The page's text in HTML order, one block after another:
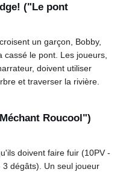
("Le pont
un garçon, Bobby,
le pont. Les joueurs,
doivent utiliser
et traverser la rivière.
Roucool")
doivent faire fuir (10PV -
dégâts). Un seul joueur